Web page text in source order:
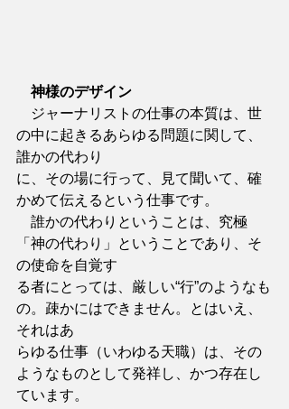
神様のデザイン
ジャーナリストの仕事の本質は、世
の中に起きるあらゆる問題に関して、
誰かの代わり
に、その場に行って、見て聞いて、確
かめて伝えるという仕事です。
誰かの代わりということは、究極
「神の代わり」ということであり、そ
の使命を自覚す
る者にとっては、厳しい“行”のようなも
の。疎かにはできません。とはいえ、
それはあ
らゆる仕事（いわゆる天職）は、その
ようなものとして発祥し、かつ存在し
ています。